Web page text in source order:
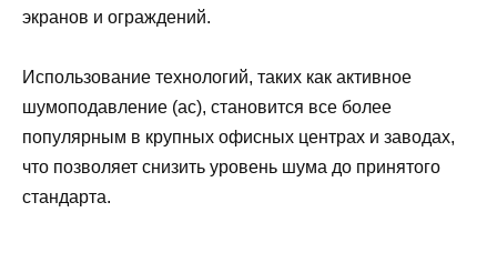
экранов и ограждений.
Использование технологий, таких как активное
шумоподавление (ас), становится все более
популярным в крупных офисных центрах и заводах,
что позволяет снизить уровень шума до принятого
стандарта.